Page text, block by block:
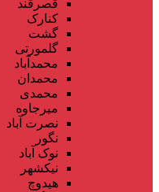
قصرقند
کنارک
گشت
گلمورتی
محمدآباد
محمدان
محمدی
میرجاوه
نصرت آباد
نگور
نوک آباد
نیکشهر
هیدوچ